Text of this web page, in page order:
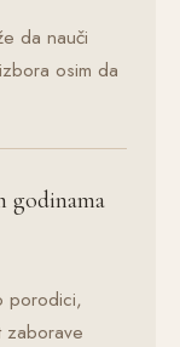
da nauči
osim da
godinama
porodici,